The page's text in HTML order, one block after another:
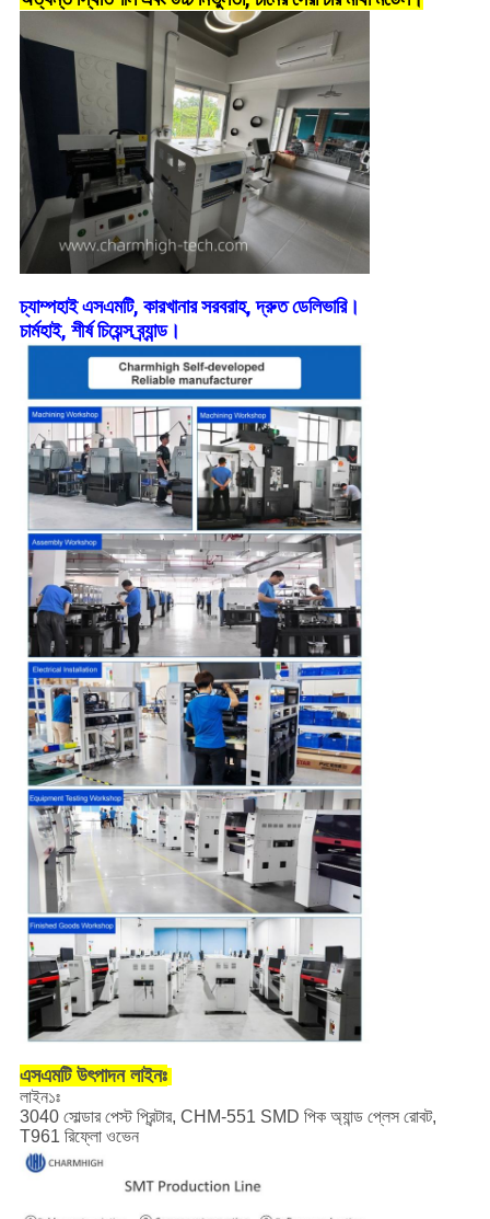
চ্যাম্পহাই এসএমটি, কারখানার সরবরাহ, দ্রুত ডেলিভারি।
চার্মহাই, শীর্ষ চিয়েন্স ব্র্যান্ড।
এসএমটি উৎপাদন লাইনঃ
লাইন১ঃ
3040 সোল্ডার পেস্ট প্রিন্টার, CHM-551 SMD পিক অ্যান্ড প্লেস রোবট,
T961 রিফ্লো ওভেন